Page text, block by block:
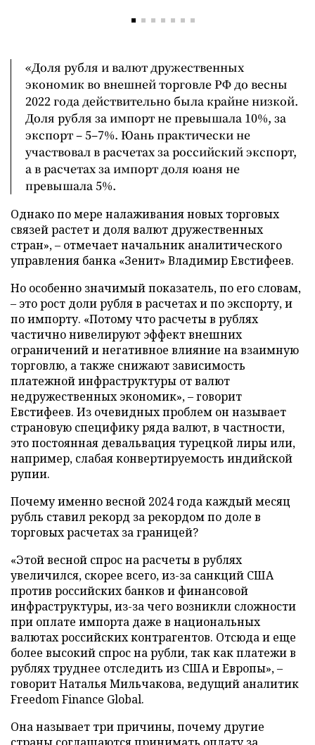
«Доля рубля и валют дружественных
экономик во внешней торговле РФ до весны
2022 года действительно была крайне низкой.
Доля рубля за импорт не превышала 10%, за
экспорт – 5–7%. Юань практически не
участвовал в расчетах за российский экспорт,
а в расчетах за импорт доля юаня не
превышала 5%.
Однако по мере налаживания новых торговых
связей растет и доля валют дружественных
стран», – отмечает начальник аналитического
управления банка «Зенит» Владимир Евстифеев.
Но особенно значимый показатель, по его словам,
– это рост доли рубля в расчетах и по экспорту, и
по импорту. «Потому что расчеты в рублях
частично нивелируют эффект внешних
ограничений и негативное влияние на взаимную
торговлю, а также снижают зависимость
платежной инфраструктуры от валют
недружественных экономик», – говорит
Евстифеев. Из очевидных проблем он называет
страновую специфику ряда валют, в частности,
это постоянная девальвация турецкой лиры или,
например, слабая конвертируемость индийской
рупии.
Почему именно весной 2024 года каждый месяц
рубль ставил рекорд за рекордом по доле в
торговых расчетах за границей?
«Этой весной спрос на расчеты в рублях
увеличился, скорее всего, из-за санкций США
против российских банков и финансовой
инфраструктуры, из-за чего возникли сложности
при оплате импорта даже в национальных
валютах российских контрагентов. Отсюда и еще
более высокий спрос на рубли, так как платежи в
рублях труднее отследить из США и Европы», –
говорит Наталья Мильчакова, ведущий аналитик
Freedom Finance Global.
Она называет три причины, почему другие